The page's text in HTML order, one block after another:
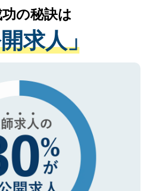
り扱いについての厳密な
た事業者のみに付与され
マークを取得済みです。
してもご安心ください。
の医療機関の状況や紹介
ら、適切なアドバイスを
す。すぐにご転職をされ
的なサポートが可能です
録ください。
の秘訣は
求人」